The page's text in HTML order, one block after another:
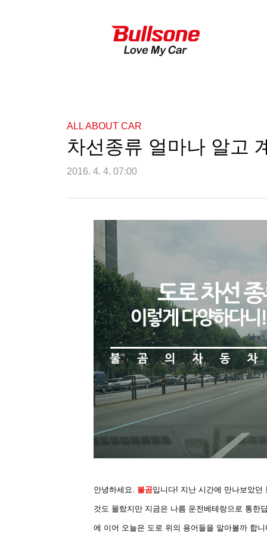
ALL ABOUT CAR
차선종류 얼마나 알고
2016. 4. 4. 07:00
안녕하세요. 불곰입니다! 지난 시간에 만나보았
것도 몰랐지만 지금은 나름 운전베테랑으로 통한
에 이어 오늘은 도로 위의 용어들을 알아볼까 합